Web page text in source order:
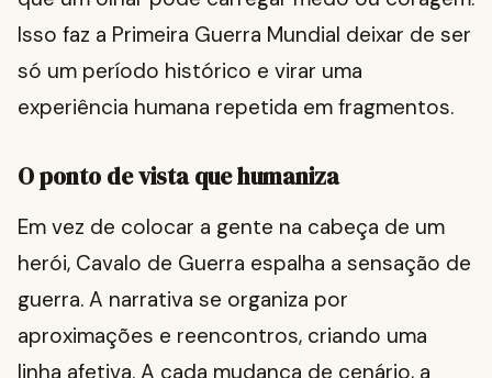
Isso faz a Primeira Guerra Mundial deixar de ser
só um período histórico e virar uma
experiência humana repetida em fragmentos.
O ponto de vista que humaniza
Em vez de colocar a gente na cabeça de um
herói, Cavalo de Guerra espalha a sensação de
guerra. A narrativa se organiza por
aproximações e reencontros, criando uma
linha afetiva. A cada mudança de cenário, a